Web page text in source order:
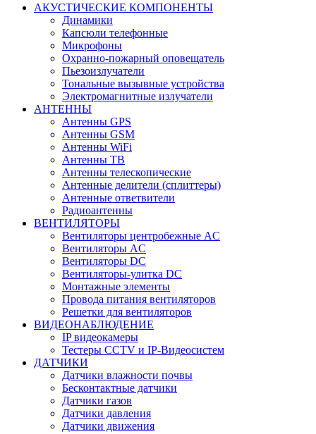
АКУСТИЧЕСКИЕ КОМПОНЕНТЫ
Динамики
Капсюли телефонные
Микрофоны
Охранно-пожарный оповещатель
Пьезоизлучатели
Тональные вызывные устройства
Электромагнитные излучатели
АНТЕННЫ
Антенны GPS
Антенны GSM
Антенны WiFi
Антенны ТВ
Антенны телескопические
Антенные делители (сплиттеры)
Антенные ответвители
Радиоантенны
ВЕНТИЛЯТОРЫ
Вентиляторы центробежные AC
Вентиляторы AC
Вентиляторы DC
Вентиляторы-улитка DC
Монтажные элементы
Провода питания вентиляторов
Решетки для вентиляторов
ВИДЕОНАБЛЮДЕНИЕ
IP видеокамеры
Тестеры CCTV и IP-Видеосистем
ДАТЧИКИ
Датчики влажности почвы
Бесконтактные датчики
Датчики газов
Датчики давления
Датчики движения